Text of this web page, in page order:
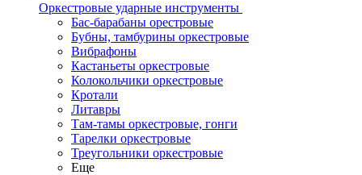
Оркестровые ударные инструменты
Бас-барабаны орестровые
Бубны, тамбурины оркестровые
Вибрафоны
Кастаньеты оркестровые
Колокольчики оркестровые
Кротали
Литавры
Там-тамы оркестровые, гонги
Тарелки оркестровые
Треугольники оркестровые
Еще